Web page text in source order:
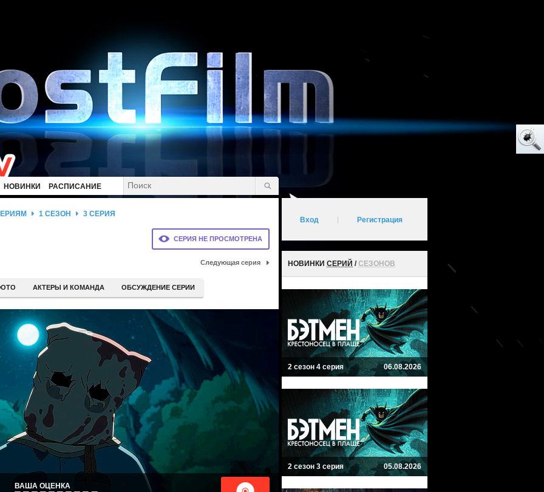
НОВИНКИ РАСПИСАНИЕ
СЕРИЯ НЕ ПРОСМОТРЕНА
1 СЕЗОН 3 СЕРИЯ
Следующая серия
АКТЕРЫ И КОМАНДА ОБСУЖДЕНИЕ СЕРИИ
ВАША ОЦЕНКА
Вход Регистрация
НОВИНКИ СЕРИЙ /СЕЗОНОВ
2 сезон 4 серия 06.08.2026
2 сезон 3 серия 05.08.2026